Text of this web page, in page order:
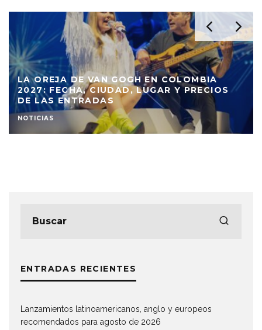
LINDY HOP BOGOTÁ CELEBRARÁ DIEZ
AÑOS CON EL FESTIVAL DE SWING
BOGOCATS 2026
NOTICIAS
ENTRADAS RECIENTES
Lanzamientos latinoamericanos, anglo y europeos
recomendados para agosto de 2026